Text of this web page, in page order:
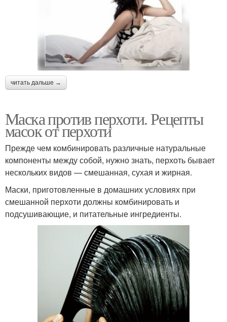
читать дальше →
Маска против перхоти. Рецепты
масок от перхоти
Прежде чем комбинировать различные натуральные
компоненты между собой, нужно знать, перхоть бывает
нескольких видов — смешанная, сухая и жирная.
Маски, приготовленные в домашних условиях при
смешанной перхоти должны комбинировать и
подсушивающие, и питательные ингредиенты.